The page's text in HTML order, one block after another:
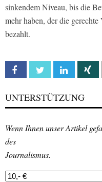
sinkendem Niveau, bis die
mehr haben, der die
bezahlt.
Facebook Twitter Linkedin
UNTERSTÜTZUNG
Wenn Ihnen unser Artikel
des
Journalismus.